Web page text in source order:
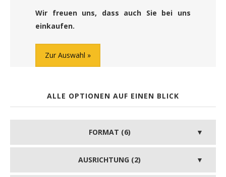
Wir freuen uns, dass auch Sie bei uns
einkaufen.
Zur Auswahl
ALLE OPTIONEN AUF EINEN BLICK
FORMAT (6)
AUSRICHTUNG (2)